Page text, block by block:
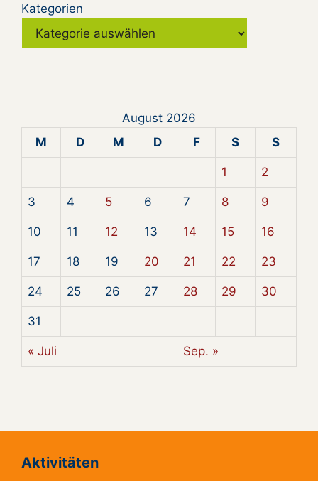
Kategorien
August 2026
M
D M D F S S
1 2
3 4 5 6 7 8 9
10 11 12 13 14 15 16
17 18 19 20 21 22 23
24 25 26 27 28 29 30
31
« Juli Sep. »
Aktivitäten